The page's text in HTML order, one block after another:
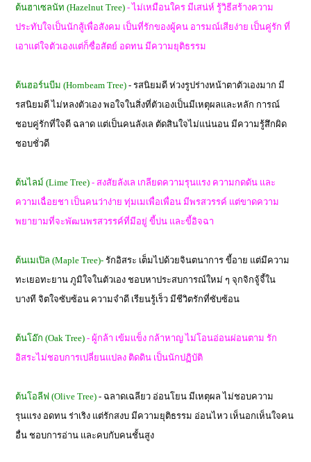
ต้นฮาเซลนัท (Hazelnut Tree)- ไม่เหมือนใคร มีเสน่ห์ รู้วิธีสร้างความ
ประทับใจเป็นนักสู้เพื่อสังคม เป็นที่รักของผู้คน อารมณ์เสียง่าย เป็นคู่รัก ที่
เอาแต่ใจตัวเองแต่ก็ซื่อสัตย์ อดทน มีความยุติธรรม
ต้นฮอร์นบีม (Hornbeam Tree)- รสนิยมดี ห่วงรูปร่างหน้าตาตัวเองมาก มี
รสนิยมดี ไม่หลงตัวเอง พอใจในสิ่งที่ตัวเองเป็นมีเหตุผลและหลัก การณ์
ชอบคู่รักที่ใจดี ฉลาด แต่เป็นคนลังเล ตัดสินใจไม่แน่นอน มีความรู้สึกผิด
ชอบชั่วดี
ต้นไลม์ (Lime Tree)- สงสัยลังเล เกลียดความรุนแรง ความกดดัน และ
ความเฉื่อยชา เป็นคนว่าง่าย ทุ่มเมเพื่อเพื่อน มีพรสวรรค์ แต่ขาดความ
พยายามที่จะพัฒนพรสวรรค์ที่มีอยู่ ขี้บ่น และขี้อิจฉา
ต้นเมเปิล (Maple Tree)-รักอิสระ เต็มไปด้วยจินตนาการ ขี้อาย แต่มีความ
ทะเยอทะยาน ภูมิใจในตัวเอง ชอบหาประสบการณ์ใหม่ ๆ จุกจิกจู้จี้ใน
บางที จิตใจซับซ้อน ความจำดี เรียนรู้เร็ว มีชีวิตรักที่ซับซ้อน
ต้นโอ๊ก (Oak Tree)- ผู้กล้า เข้มแข็ง กล้าหาญ ไม่โอนอ่อนผ่อนตาม รัก
อิสระไม่ชอบการเปลี่ยนแปลง ติดดิน เป็นนักปฏิบัติ
ต้นโอลีฟ (Olive Tree)- ฉลาดเฉลียว อ่อนโยน มีเหตุผล ไม่ชอบความ
รุนแรง อดทน ร่าเริง แต่รักสงบ มีความยุติธรรม อ่อนไหว เห็นอกเห็นใจคน
อื่น ชอบการอ่าน และคบกับคนชั้นสูง